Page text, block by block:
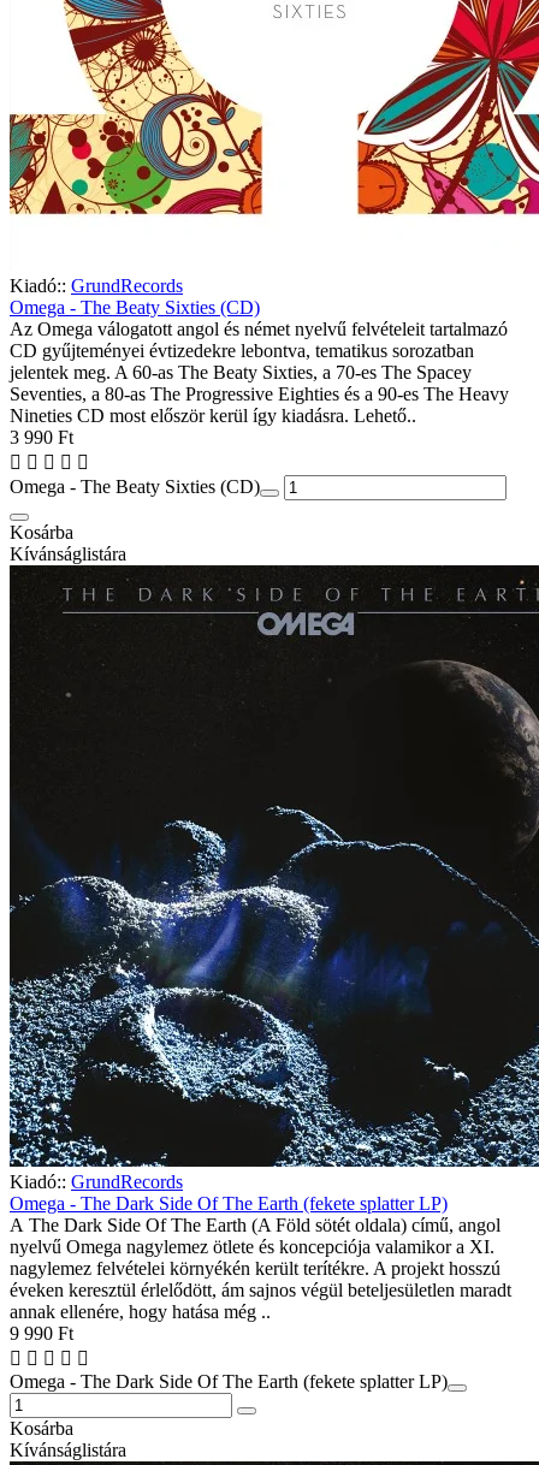
Kiadó:: GrundRecords
Omega - The Beaty Sixties (CD)
Az Omega válogatott angol és német nyelvű felvételeit tartalmazó
CD gyűjteményei évtizedekre lebontva, tematikus sorozatban
jelentek meg. A 60-as The Beaty Sixties, a 70-es The Spacey
Seventies, a 80-as The Progressive Eighties és a 90-es The Heavy
Nineties CD most először kerül így kiadásra. Lehető..
3 990 Ft
Omega - The Beaty Sixties (CD)
Kosárba
Kívánságlistára
Kiadó:: GrundRecords
Omega - The Dark Side Of The Earth (fekete splatter LP)
A The Dark Side Of The Earth (A Föld sötét oldala) című, angol
nyelvű Omega nagylemez ötlete és koncepciója valamikor a XI.
nagylemez felvételei környékén került terítékre. A projekt hosszú
éveken keresztül érlelődött, ám sajnos végül beteljesületlen maradt
annak ellenére, hogy hatása még ..
9 990 Ft
Omega - The Dark Side Of The Earth (fekete splatter LP)
Kosárba
Kívánságlistára